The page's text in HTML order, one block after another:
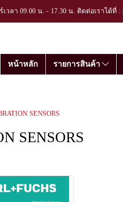
ลา 09.00 น. - 17.30 น. ติดต่อเราได้ที่ :
หน้าหลัก รายการสินค้า
SENSORS
SENSORS